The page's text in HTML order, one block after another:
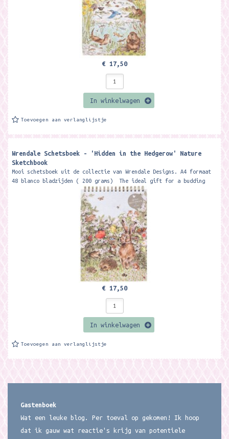
€ 17,50
In winkelwagen
Toevoegen aan verlanglijstje
Wrendale Schetsboek - 'Hidden in the Hedgerow' Nature
Sketchbook
Mooi schetsboek uit de collectie van Wrendale Designs. A4 formaat
48 blanco bladzijden ( 200 grams) The ideal gift for a budding
€ 17,50
In winkelwagen
Toevoegen aan verlanglijstje
Gastenboek
Wat een leuke blog. Per toeval op gekomen! Ik hoop
dat ik gauw wat reactie's krijg van potentiele